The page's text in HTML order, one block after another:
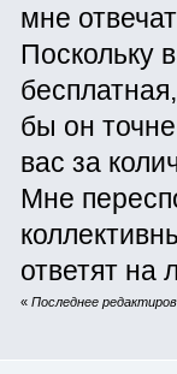
мне
Поскольку
бы он
вас за
Мне
ответят на
« Последнее